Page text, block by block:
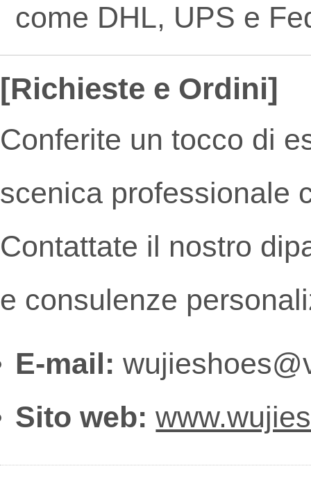
come DHL, UPS e
[Richieste e Ordini]
Conferite un tocco di
scenica professionale
Contattate il nostro
e consulenze
E-mail:
Sito web: